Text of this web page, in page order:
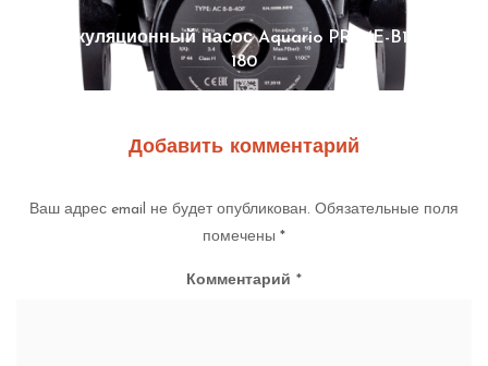
Циркуляционный насос Aquario PRIME-B1-258-
180
Добавить комментарий
Ваш адрес email не будет опубликован. Обязательные поля
помечены *
Комментарий *